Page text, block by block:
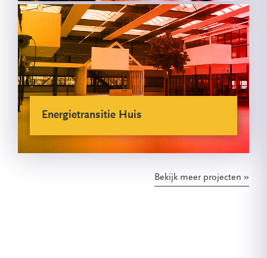
Energietransitie Huis
Bekijk meer projecten